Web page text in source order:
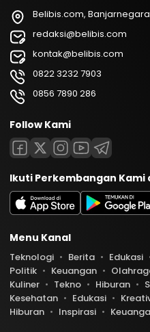
Belibis.com,
redaksi@belibis.com
kontak@belibis.com
0822 3232 7903
0856 7890 286
Follow Kami
Ikuti Perkembangan Kami
Menu Kanal
Teknologi Berita Edukasi
Politik
Keuangan
Kuliner
Tekno Hiburan
Kesehatan
Edukasi
Hiburan
Inspirasi